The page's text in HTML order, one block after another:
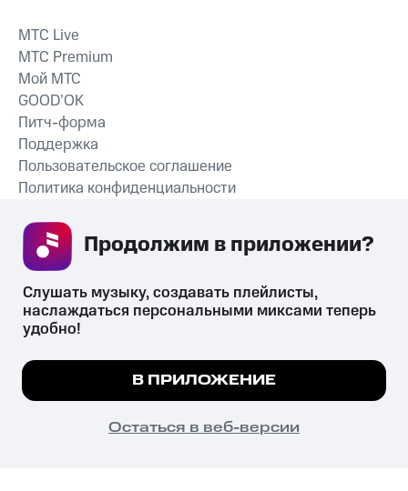
СКАЧАТЬ ПРИЛОЖЕНИЕ
MTС Live
MTС Premium
Мой МТС
GOOD’OK
Питч-форма
Поддержка
Пользовательское соглашение
Политика конфиденциальности
психотропных веществ, их аналогов причиняет вред здоровью,
их незаконный оборот запрещён и влечёт установленную
законодательством ответственность.
© 2026 ООО «КИОН».
Все права защищены
Мы используем куки, чтобы на сайте все
Подробнее
ПОНЯТНО
Слушать музыку, создавать плейлисты,
наслаждаться персональными миксами теперь
удобно!
В ПРИЛОЖЕНИЕ
Остаться в веб-версии